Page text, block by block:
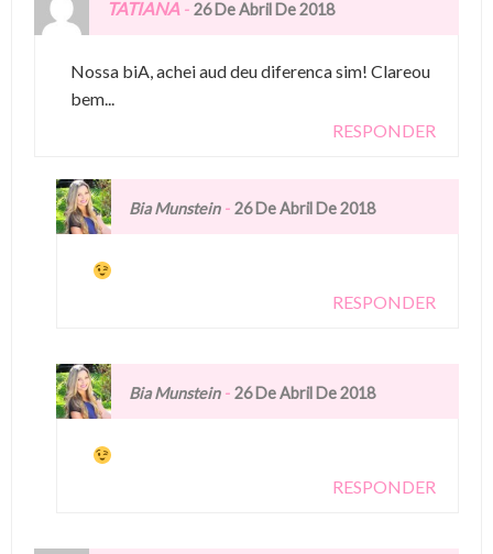
TATIANA- 26 De Abril De 2018
Nossa biA, achei aud deu diferenca sim! Clareou
bem...
RESPONDER
Bia Munstein- 26 De Abril De 2018
RESPONDER
Bia Munstein- 26 De Abril De 2018
RESPONDER